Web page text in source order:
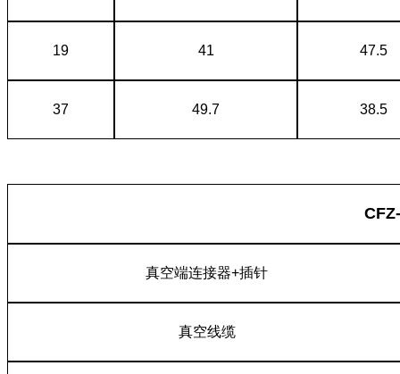
19 41 47.5
37 49.7 38.5
真空端连接器+插针
真空线缆